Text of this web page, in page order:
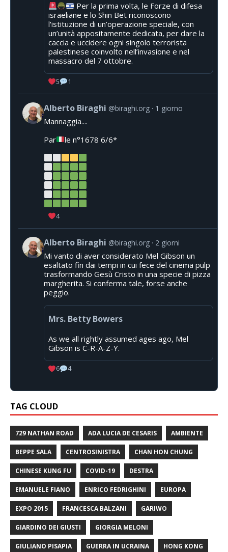
Per la prima volta, le Forze di difesa
israeliane e lo Shin Bet riconoscono
l'istituzione di un’operazione speciale, con
un’unità appositamente dedicata, per dare la
caccia e uccidere ogni singolo terrorista
palestinese coinvolto nell’invasione e nel
massacro del 7 ottobre.
5 1
Alberto Biraghi @biraghi.org 1 giorno
Mannaggia....
Par
le n°1678 6/6*
4
Alberto Biraghi @biraghi.org 2 giorni
Mi vanto di aver considerato Mel Gibson un
esaltato fin dai tempi in cui fece del cinema pulp
trasformando Gesù Cristo in una specie di pizza
margherita. Si conferma tale, forse anche
peggio.
Mrs. Betty Bowers
As we all rightly assumed ages ago, Mel
Gibson is C-R-A-Z-Y.
6 4
TAG CLOUD
729 NATHAN ROAD ADA LUCIA DE CESARIS AMBIENTE
BEPPE SALA CENTROSINISTRA CHAN HON CHUNG
CHINESE KUNG FU COVID-19 DESTRA
EMANUELE FIANO ENRICO FEDRIGHINI EUROPA
EXPO 2015 FRANCESCA BALZANI GARIWO
GIARDINO DEI GIUSTI GIORGIA MELONI
GIULIANO PISAPIA GUERRA IN UCRAINA HONG KONG